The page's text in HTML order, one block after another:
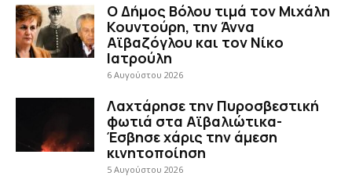
Ο Δήμος Βόλου τιμά τον Μιχάλη
Κουντούρη, την Άννα
Αϊβαζόγλου και τον Νίκο
Ιατρούλη
6 Αυγούστου 2026
Λαχτάρησε την Πυροσβεστική
φωτιά στα Αϊβαλιώτικα-
Έσβησε χάρις την άμεση
κινητοποίηση
5 Αυγούστου 2026